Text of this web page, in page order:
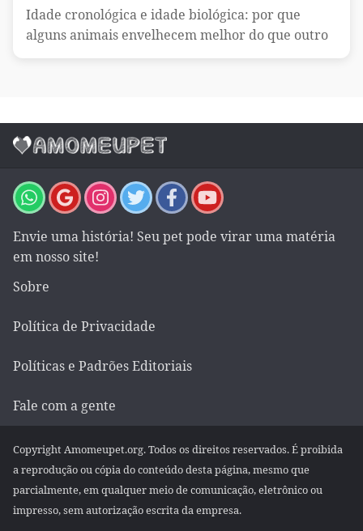
Idade cronológica e idade biológica: por que
alguns animais envelhecem melhor do que outro
Envie uma história! Seu pet pode virar uma matéria
em nosso site!
Sobre
Política de Privacidade
Políticas e Padrões Editoriais
Fale com a gente
Copyright Amomeupet.org. Todos os direitos reservados. É proibida
a reprodução ou cópia do conteúdo desta página, mesmo que
parcialmente, em qualquer meio de comunicação, eletrônico ou
impresso, sem autorização escrita da empresa.